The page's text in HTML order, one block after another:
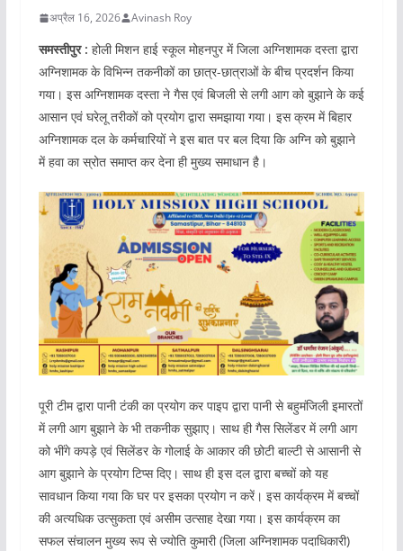
अप्रैल 16, 2026 Avinash Roy
समस्तीपुर : होली मिशन हाई स्‍कूल मोहनपुर में जिला अग्निशामक दस्‍ता द्वारा
अग्निशामक के विभिन्‍न तकनीकों का छात्र-छात्राओं के बीच प्रदर्शन किया
गया। इस अग्निशामक दस्‍ता ने गैस एवं बिजली से लगी आग को बुझाने के कई
आसान एवं घरेलू तरीकों को प्रयोग द्वारा समझाया गया। इस क्रम में बिहार
अग्निशामक दल के कर्मचारियों ने इस बात पर बल दिया कि अग्नि को बुझाने
में हवा का स्रोत समाप्त कर देना ही मुख्‍य समाधान है।
पूरी टीम द्वारा पानी टंकी का प्रयोग कर पाइप द्वारा पानी से बहुमंजिली इमारतों
में लगी आग बुझाने के भी तकनीक सुझाए। साथ ही गैस सिलेंडर में लगी आग
को भींगे कपड़े एवं सिलेंडर के गोलाई के आकार की छोटी बाल्‍टी से आसानी से
आग बुझाने के प्रयोग टिप्‍स दिए। साथ ही इस दल द्वारा बच्‍चों को यह
सावधान किया गया कि घर पर इसका प्रयोग न करें। इस कार्यक्रम में बच्‍चों
की अत्यधिक उत्सुकता एवं असीम उत्‍साह देखा गया। इस कार्यक्रम का
सफल संचालन मुख्‍य रूप से ज्‍योत‍ि कुमारी (जिला अग्निशामक पदाधिकारी)